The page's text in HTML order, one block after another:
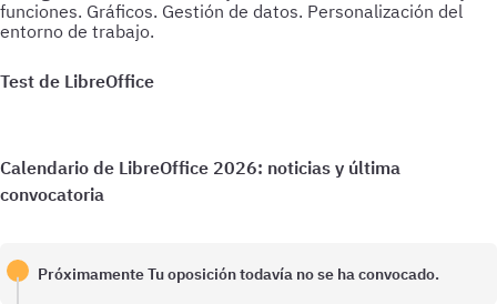
PróximamenteTu oposición todavía no se ha convocado.